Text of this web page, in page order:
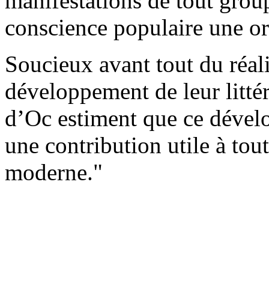
conscience populaire une
Soucieux avant tout du
développement de leur
d’Oc estiment que ce
une contribution utile à
moderne."